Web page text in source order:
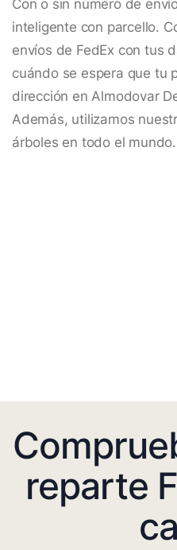
Con o sin número de
inteligente con parcello.
envíos de FedEx con tus
cuándo se espera que tu
dirección en Almodovar
Además, utilizamos
árboles en todo el mundo.
reparte